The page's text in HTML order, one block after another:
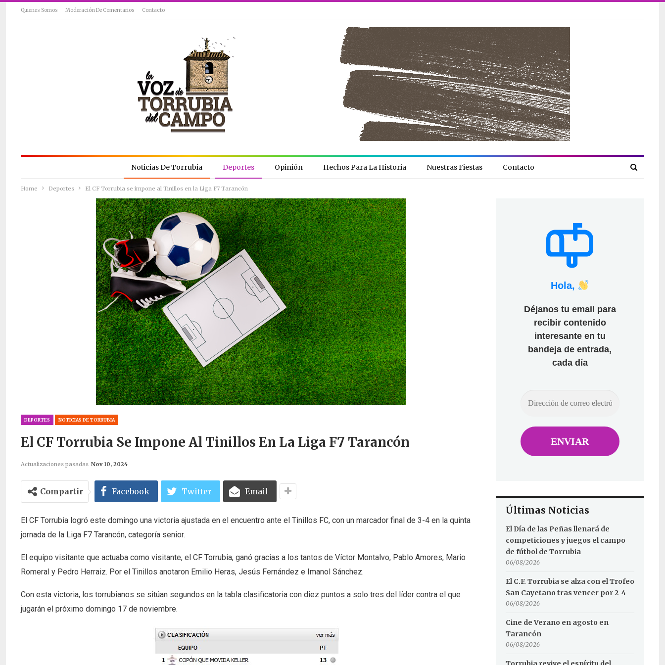
Quienes Somos Moderación De Comentarios Contacto
Noticias De Torrubia Deportes Opinión Hechos Para La Historia Nuestras Fiestas Contacto
Home Deportes El CF Torrubia se impone al Tinillos en la Liga F7 Tarancón
DEPORTES NOTICIAS DE TORRUBIA
El CF Torrubia Se Impone Al Tinillos En La Liga F7 Tarancón
Actualizaciones pasadas Nov 10, 2024
Compartir Facebook Twitter Email
El CF Torrubia logró este domingo una victoria ajustada en el encuentro ante el Tinillos FC, con un marcador final de 3-4 en la quinta
jornada de la Liga F7 Tarancón, categoría senior.
El equipo visitante que actuaba como visitante, el CF Torrubia, ganó gracias a los tantos de Víctor Montalvo, Pablo Amores, Mario
Romeral y Pedro Herraiz. Por el Tinillos anotaron Emilio Heras, Jesús Fernández e Imanol Sánchez.
Con esta victoria, los torrubianos se sitúan segundos en la tabla clasificatoria con diez puntos a solo tres del líder contra el que
jugarán el próximo domingo 17 de noviembre.
Hola,
Déjanos tu email para
recibir contenido
interesante en tu
bandeja de entrada,
cada día
Últimas Noticias
El Día de las Peñas llenará de
competiciones y juegos el campo
de fútbol de Torrubia
06/08/2026
El C.F. Torrubia se alza con el Trofeo
San Cayetano tras vencer por 2-4
06/08/2026
Cine de Verano en agosto en
Tarancón
06/08/2026